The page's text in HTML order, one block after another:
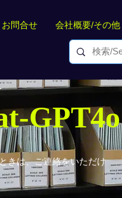
お問合せ 会社概要/その他
GPT4o
きは、ご連絡をいただけ